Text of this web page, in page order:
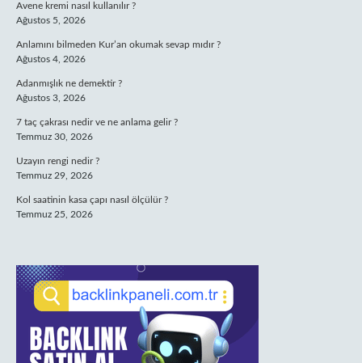
Avene kremi nasıl kullanılır ?
Ağustos 5, 2026
Anlamını bilmeden Kur’an okumak sevap mıdır ?
Ağustos 4, 2026
Adanmışlık ne demektir ?
Ağustos 3, 2026
7 taç çakrası nedir ve ne anlama gelir ?
Temmuz 30, 2026
Uzayın rengi nedir ?
Temmuz 29, 2026
Kol saatinin kasa çapı nasıl ölçülür ?
Temmuz 25, 2026